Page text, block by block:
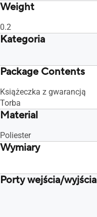
Weight
0.2
Kategoria
Package Contents
Książeczka z gwarancją
Torba
Material
Poliester
Wymiary
Porty wejścia/wyjścia